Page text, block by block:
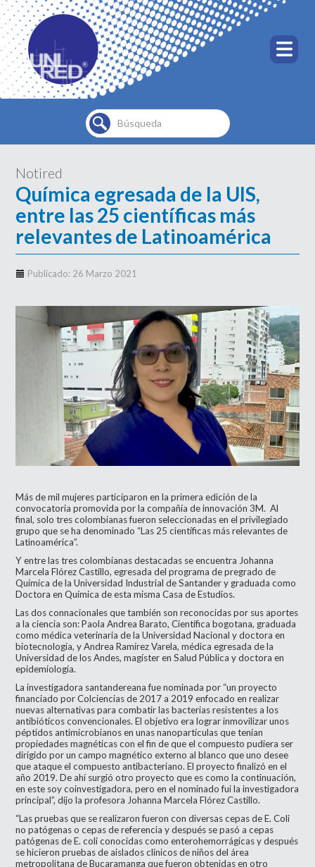
Buscar...
Notired
Química egresada de la UIS,
entre las 25 científicas más
relevantes de Latinoamérica
Publicado: 26 Marzo 2021
Más de mil mujeres participaron en la primera edición de la
convocatoria promovida por la compañía de innovación 3M. Al
final, solo tres colombianas fueron seleccionadas en el privilegiado
grupo que se ha denominado “Las 25 científicas más relevantes de
Latinoamérica”.
Y entre las tres colombianas destacadas se encuentra Johanna
Marcela Flórez Castillo, egresada del programa de pregrado de
Química de la Universidad Industrial de Santander y graduada como
Doctora en Química de esta misma Casa de Estudios.
Las dos connacionales que también son reconocidas por sus aportes
a la ciencia son: Paola Andrea Barato, Científica bogotana, graduada
como médica veterinaria de la Universidad Nacional y doctora en
biotecnología, y Andrea Ramírez Varela, médica egresada de la
Universidad de los Andes, magíster en Salud Pública y doctora en
epidemiología.
La investigadora santandereana fue nominada por “un proyecto
financiado por Colciencias de 2017 a 2019 enfocado en realizar
nuevas alternativas para combatir las bacterias resistentes a los
antibióticos convencionales. El objetivo era lograr inmovilizar unos
péptidos antimicrobianos en unas nanopartículas que tenían
propiedades magnéticas con el fin de que el compuesto pudiera ser
dirigido por un campo magnético externo al blanco que uno desee
que ataque el compuesto antibacteriano. El proyecto finalizó en el
año 2019. De ahí surgió otro proyecto que es como la continuación,
en este soy coinvestigadora, pero en el nominado fui la investigadora
principal”, dijo la profesora Johanna Marcela Flórez Castillo.
“Las pruebas que se realizaron fueron con diversas cepas de E. Coli
no patógenas o cepas de referencia y después se pasó a cepas
patógenas de E. coli conocidas como enterohemorrágicas y después
se hicieron pruebas de aislados clínicos de niños del área
metropolitana de Bucaramanga que fueron obtenidas en otro